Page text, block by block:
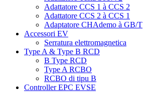
Adattatore CCS 1 à CCS 2
Adattatore CCS 2 à CCS 1
Adaptatore CHAdemo à GB/T
Accessori EV
Serratura elettromagnetica
Type A & Type B RCD
B Type RCD
Type A RCBO
RCBO di tipu B
Controller EPC EVSE